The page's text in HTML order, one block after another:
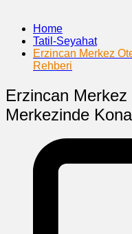
Home
Tatil-Seyahat
Erzincan Merkez
Rehberi
Erzincan
Merkezinde